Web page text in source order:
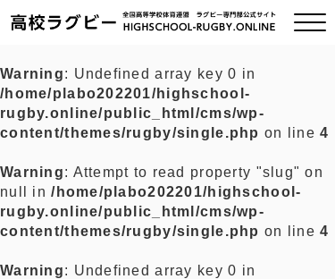
ご挨拶
全国チーム紹介
Warning: Undefined array key 0 in
/home/plabo202201/highschool-
rugby.online/public_html/cms/wp-
content/themes/rugby/single.php on line4
Warning: Attempt to read property "slug" on
null in/home/plabo202201/highschool-
rugby.online/public_html/cms/wp-
content/themes/rugby/single.php on line4
Warning: Undefined array key 0 in